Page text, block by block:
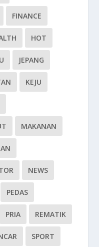
FINANCE
HOT
JEPANG
KEJU
MAKANAN
NEWS
PEDAS
PRIA REMATIK
SPORT